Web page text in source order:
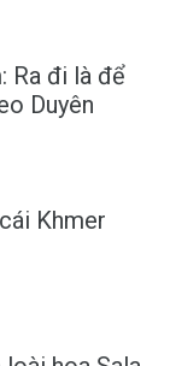
Ra đi là để
Duyên
Khmer